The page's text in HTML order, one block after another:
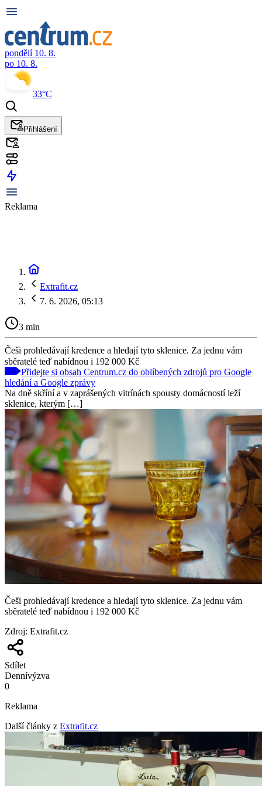
pondělí 10. 8.
po 10. 8.
33°C
Přihlášení
Reklama
Extrafit.cz
7. 6. 2026, 05:13
3 min
Češi prohledávají kredence a hledají tyto sklenice. Za jednu vám
sběratelé teď nabídnou i 192 000 Kč
Přidejte si obsah Centrum.cz do oblíbených zdrojů pro Google
hledání a Google zprávy
Na dně skříní a v zaprášených vitrínách spousty domácností leží
sklenice, kterým […]
Češi prohledávají kredence a hledají tyto sklenice. Za jednu vám
sběratelé teď nabídnou i 192 000 Kč
Zdroj: Extrafit.cz
Sdílet
Dennívýzva
0
Reklama
Další články z Extrafit.cz